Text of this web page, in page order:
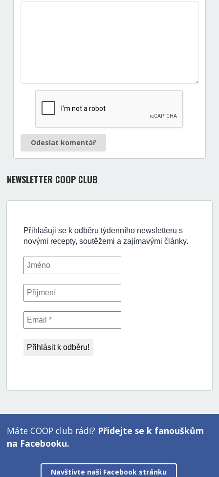
Odeslat komentář
NEWSLETTER COOP CLUB
Máte COOP club rádi? Přidejte se k fanouškům
na Facebooku.
Navštivte naši Facebook stránku